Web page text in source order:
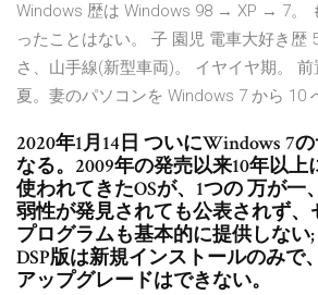
Windows 歴は Windows 98 → XP → 7。
ったことはない。 子 園児 電車大好き歴
さ、山手線(新型車両)。 イヤイヤ期。
夏。妻のパソコンを Windows 7 から 10
2020年1月14日 ついにWindows 7
なる。2009年の発売以来10年以
使われてきたOSが、1つの 万が一
弱性が発見されても公表されず
プログラムも基本的に提供しない;
DSP版は新規インストールのみで
アップグレードはできない。